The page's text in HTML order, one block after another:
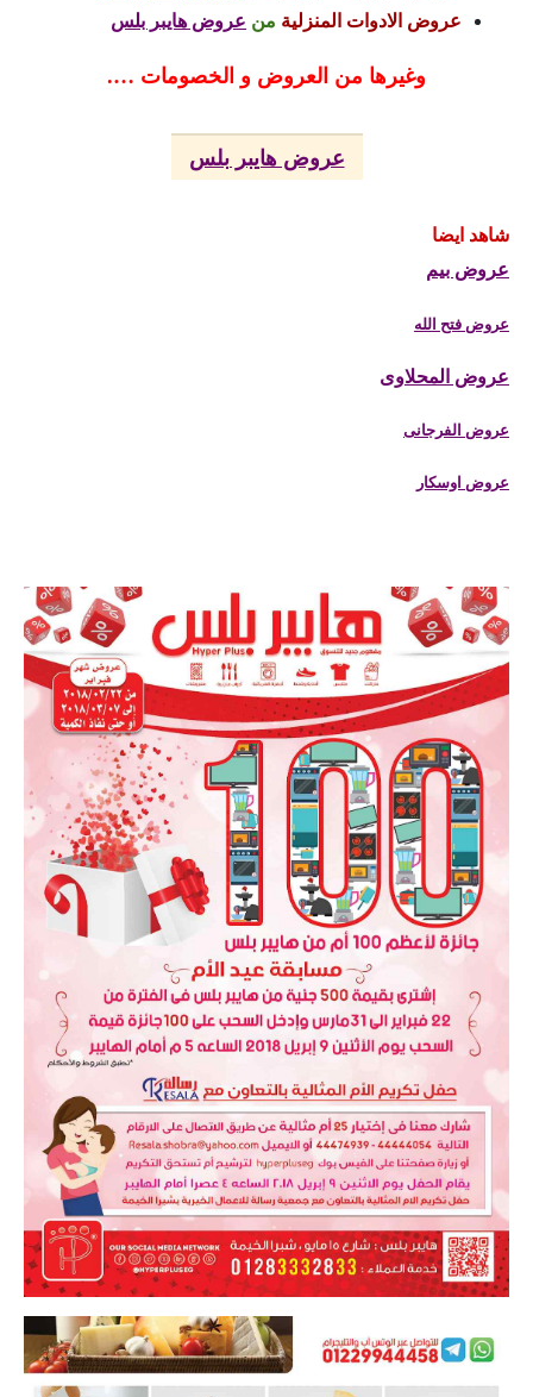
عروض الادوات المنزلية من عروض هايبر بلس
وغيرها من العروض و الخصومات ….
عروض هايبر بلس
شاهد ايضا
عروض بيم
عروض فتح الله
عروض المحلاوى
عروض الفرجانى
عروض اوسكار